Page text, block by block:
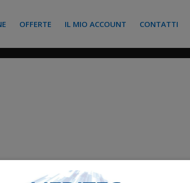
OFFERTE IL MIO ACCOUNT CONTATTI